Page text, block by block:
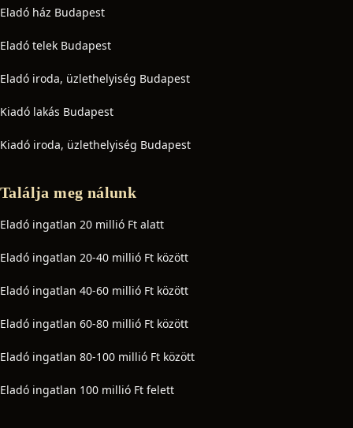
Eladó ház Budapest
Eladó telek Budapest
Eladó iroda, üzlethelyiség Budapest
Kiadó lakás Budapest
Kiadó iroda, üzlethelyiség Budapest
Találja meg nálunk
Eladó ingatlan 20 millió Ft alatt
Eladó ingatlan 20-40 millió Ft között
Eladó ingatlan 40-60 millió Ft között
Eladó ingatlan 60-80 millió Ft között
Eladó ingatlan 80-100 millió Ft között
Eladó ingatlan 100 millió Ft felett